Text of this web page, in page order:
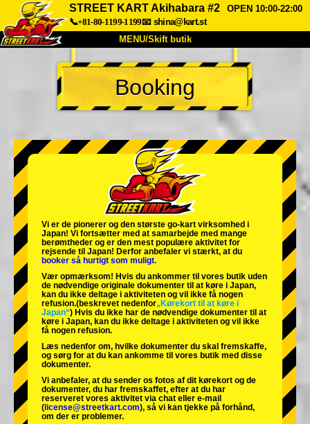
STREET KART Akihabara #2
OPEN 10:00-22:00
📞+81-80-1199-1199📧 shina@kart.st
MENU/Skift butik
TOP
Om Specifikationer Pris
Virksomhed Booking
Skift butik
Tokyo Shinagawa Tokyo Akihabara#1
Tokyo Akihabara#2
Tokyo Shibuya Annex Tokyo Bay
Tokyo Asakusa Osaka
Okinawa
Booking
Vi er de pionerer og den største go-kart virksomhed i
Japan! Vi fortsætter med at samarbejde med mange
berømtheder og er den mest populære aktivitet for
rejsende til Japan! Derfor anbefaler vi stærkt, at du
booker så hurtigt som muligt.
Vær opmærksom! Hvis du ankommer til vores butik uden
de nødvendige originale dokumenter til at køre i Japan,
kan du ikke deltage i aktiviteten og vil ikke få nogen
refusion.(beskrevet nedenfor„Kørekort til at køre i
Japan“) Hvis du ikke har de nødvendige dokumenter til at
køre i Japan, kan du ikke deltage i aktiviteten og vil ikke
få nogen refusion.
Læs nedenfor om, hvilke dokumenter du skal fremskaffe,
og sørg for at du kan ankomme til vores butik med disse
dokumenter.
Vi anbefaler, at du sender os fotos af dit kørekort og de
dokumenter, du har fremskaffet, efter at du har
reserveret vores aktivitet via chat eller e-mail
( license@streetkart.com), så vi kan tjekke på forhånd,
om der er problemer.